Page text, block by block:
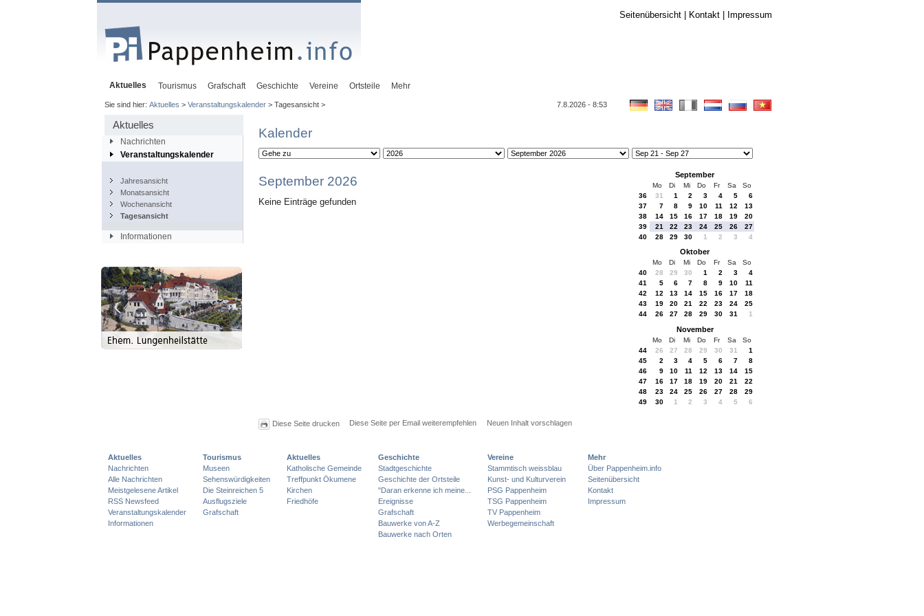
Seitenübersicht| Kontakt| Impressum
Aktuelles Tourismus Grafschaft Geschichte Vereine Ortsteile Mehr
Sie sind hier: Aktuelles > Veranstaltungskalender> Tagesansicht > 7.8.2026 - 8:53
Aktuelles
Nachrichten
Veranstaltungskalender
Jahresansicht
Monatsansicht
Wochenansicht
Tagesansicht
Informationen
Kalender
September 2026
Keine Einträge gefunden
September
Mo Di Mi Do Fr Sa
So
36
31 1 2 3 4 5
6
37
7 8 9 10 11 12
13
38
14 15 16 17 18 19
20
39
21 22 23 24 25 26
27
40
28 29 30 1 2 3 4
Oktober
Mo Di Mi Do Fr Sa
So
40
28 29 30 1 2 3
4
41
5 6 7 8 9 10
11
42
12 13 14 15 16 17
18
43
19 20 21 22 23 24
25
44
26 27 28 29 30 31 1
November
Mo Di Mi Do Fr Sa
So
44
26 27 28 29 30 31
1
45
2 3 4 5 6 7
8
46
9 10 11 12 13 14
15
47
16 17 18 19 20 21
22
48
23 24 25 26 27 28
29
49
30 1 2 3 4 5 6
Diese Seite drucken Diese Seite per Email weiterempfehlen Neuen Inhalt vorschlagen
Aktuelles
Nachrichten
Alle Nachrichten
Meistgelesene Artikel
RSS Newsfeed
Veranstaltungskalender
Informationen
Tourismus
Museen
Sehenswürdigkeiten
Die Steinreichen 5
Ausflugsziele
Grafschaft
Aktuelles
Katholische Gemeinde
Treffpunkt Ökumene
Kirchen
Friedhöfe
Geschichte
Stadtgeschichte
Geschichte der Ortsteile
"Daran erkenne ich meine...
Ereignisse
Grafschaft
Bauwerke von A-Z
Bauwerke nach Orten
Vereine
Stammtisch weissblau
Kunst- und Kulturverein
PSG Pappenheim
TSG Pappenheim
TV Pappenheim
Werbegemeinschaft
Mehr
Über Pappenheim.info
Seitenübersicht
Kontakt
Impressum